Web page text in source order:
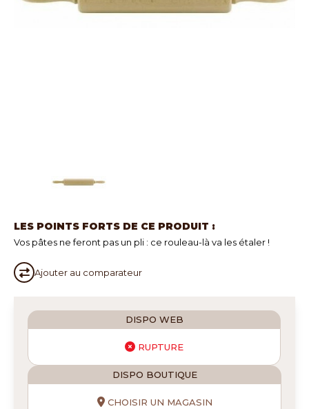
LES POINTS FORTS DE CE PRODUIT :
Vos pâtes ne feront pas un pli : ce rouleau-là va les étaler !
Ajouter au comparateur
DISPO WEB
RUPTURE
DISPO BOUTIQUE
CHOISIR UN MAGASIN